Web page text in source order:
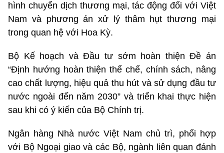
hình chuyển dịch thương mại, tác động đối với Việt
Nam và phương án xử lý thâm hụt thương mại
trong quan hệ với Hoa Kỳ.
Bộ Kế hoạch và Đầu tư sớm hoàn thiện Đề án
“Định hướng hoàn thiện thể chế, chính sách, nâng
cao chất lượng, hiệu quả thu hút và sử dụng đầu tư
nước ngoài đến năm 2030” và triển khai thực hiện
sau khi có ý kiến của Bộ Chính trị.
Ngân hàng Nhà nước Việt Nam chủ trì, phối hợp
với Bộ Ngoại giao và các Bộ, ngành liên quan đánh